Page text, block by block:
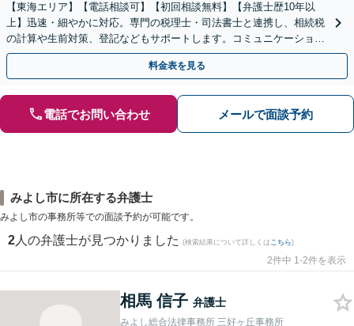
【東海エリア】【電話相談可】【初回相談無料】【弁護士歴10年以
上】迅速・細やかに対応。専門の税理士・司法書士と連携し、相続税
の計算や生前対策、登記などもサポートします。コミュニケーション
を大事にし、より納得できる解決を目指します。
料金表を見る
電話でお問い合わせ メールで面談予約
みよし市に所在する弁護士
みよし市の事務所等での面談予約が可能です。
2 人の弁護士が見つかりました (検索結果について詳しくは こちら)
2件中 1-2件を表示
相馬 信子 弁護士
みよし総合法律事務所 三好ヶ丘事務所